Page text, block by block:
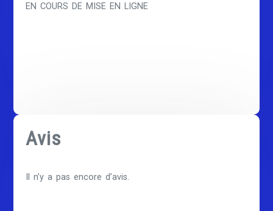
EN COURS DE MISE EN LIGNE
Avis
Il n’y a pas encore d’avis.